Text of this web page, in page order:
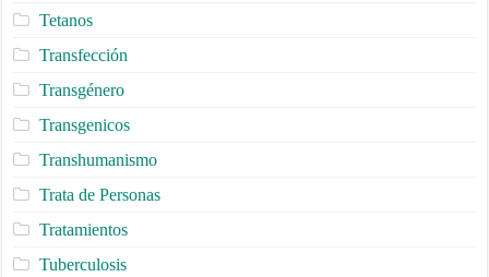
Tetanos
Transfección
Transgénero
Transgenicos
Transhumanismo
Trata de Personas
Tratamientos
Tuberculosis